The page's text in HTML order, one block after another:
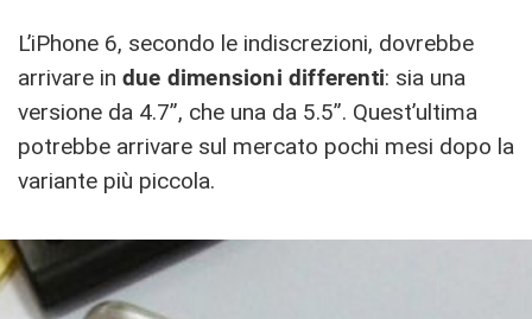
L’iPhone 6, secondo le indiscrezioni, dovrebbe
arrivare in due dimensioni differenti: sia una
versione da 4.7”, che una da 5.5”. Quest’ultima
potrebbe arrivare sul mercato pochi mesi dopo la
variante più piccola.